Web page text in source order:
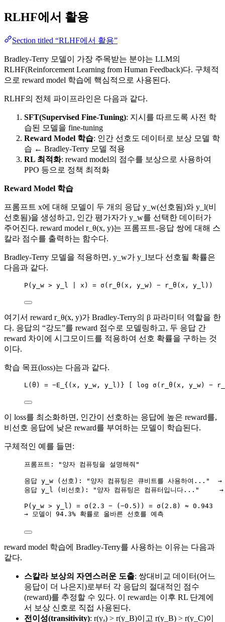
RLHF에서 활용
Section titled “RLHF에서 활용”
Bradley-Terry 모델이 가장 주목받는 분야는 LLM의
RLHF(Reinforcement Learning from Human Feedback)다. 구체적
으로 reward model 학습에 핵심적으로 사용된다.
RLHF의 전체 파이프라인은 다음과 같다.
SFT(Supervised Fine-Tuning): 지시를 따르도록 사전 학
습된 모델을 fine-tuning
Reward Model 학습: 인간 선호도 데이터로 보상 모델 학
습 ← Bradley-Terry 모델 적용
RL 최적화: reward model의 점수를 보상으로 사용하여
PPO 등으로 정책 최적화
Reward Model 학습
프롬프트 x에 대해 모델이 두 개의 응답 y_w(선호됨)와 y_l(비
선호됨)을 생성하고, 인간 평가자가 y_w를 선택한 데이터가
주어진다. reward model r_θ(x, y)는 프롬프트-응답 쌍에 대해 스
칼라 점수를 출력하는 함수다.
Bradley-Terry 모델을 적용하면, y_w가 y_l보다 선호될 확률은
다음과 같다.
P(y_w > y_l | x) = σ(r_θ(x, y_w) − r_θ(x, y_l))
여기서 reward r_θ(x, y)가 Bradley-Terry의 β 파라미터 역할을 한
다. 응답의 “강도”를 reward 점수로 모델링하고, 두 응답 간
reward 차이에 시그모이드를 적용하여 선호 확률을 구하는 것
이다.
학습 목표(loss)는 다음과 같다.
L(θ) = −E_{(x, y_w, y_l)} [ log σ(r_θ(x, y_w) −
이 loss를 최소화하면, 인간이 선호하는 응답에 높은 reward를,
비선호 응답에 낮은 reward를 부여하는 모델이 학습된다.
구체적인 예를 들면:
프롬프트: "양자 컴퓨팅을 설명해줘"
응답 y_w (선호): "양자 컴퓨팅은 큐비트를 사용하여..."
응답 y_l (비선호): "양자 컴퓨팅은 컴퓨터입니다..."
P(y_w > y_l) = σ(2.3 − (−0.5)) = σ(2.8) ≈ 0.943
→ 모델이 94.3% 확률로 올바른 선호를 예측
reward model 학습에 Bradley-Terry를 사용하는 이유는 다음과
같다.
스칼라 보상의 자연스러운 도출: 쌍대비교 데이터(어느
응답이 더 나은지)로부터 각 응답의 절대적인 점수
(reward)를 추정할 수 있다. 이 reward는 이후 RL 단계에
서 보상 신호로 직접 사용된다.
전이성(transitivity): r(yₐ) > r(y_B)이고 r(y_B) > r(y_C)이